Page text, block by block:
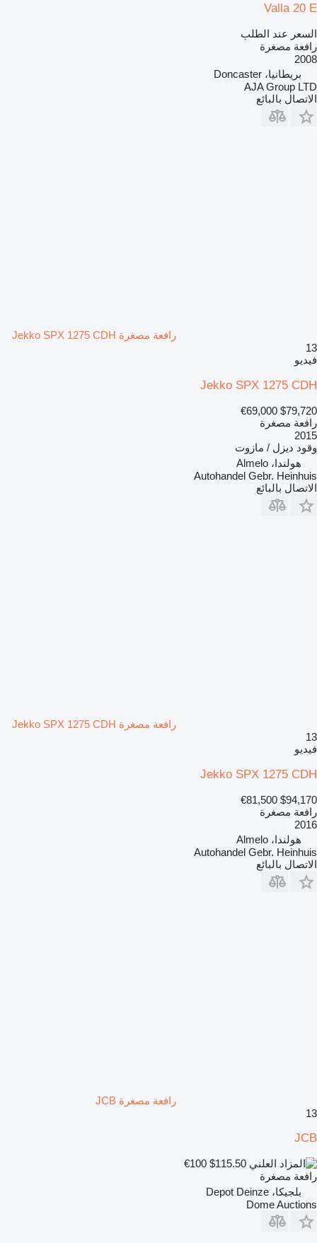
Valla 20 E
السعر عند الطلب
رافعة مصغرة
2008
بريطانيا، Doncaster
AJA Group LTD
الاتصال بالبائع
رافعة مصغرة Jekko SPX 1275 CDH
13
فيديو
Jekko SPX 1275 CDH
$79,720
€69,000
رافعة مصغرة
2015
وقود ديزل / مازوت
هولندا، Almelo
Autohandel Gebr. Heinhuis
الاتصال بالبائع
رافعة مصغرة Jekko SPX 1275 CDH
13
فيديو
Jekko SPX 1275 CDH
$94,170
€81,500
رافعة مصغرة
2016
هولندا، Almelo
Autohandel Gebr. Heinhuis
الاتصال بالبائع
رافعة مصغرة JCB
13
JCB
€100
رافعة مصغرة
بلجيكا، Depot Deinze
Dome Auctions